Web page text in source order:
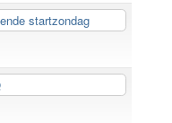
startzondag